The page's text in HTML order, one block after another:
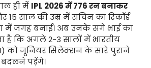
ही में IPL 2026 में 776 रन बनाकर
15 साल की उम्र में सचिन का रिकॉर्ड
में जगह बनाई। अब उनके सगे भाई का
है कि अगले 2-3 सालों में भारतीय
को जूनियर सिलेक्शन के सारे पुराने
पड़ेंगे।